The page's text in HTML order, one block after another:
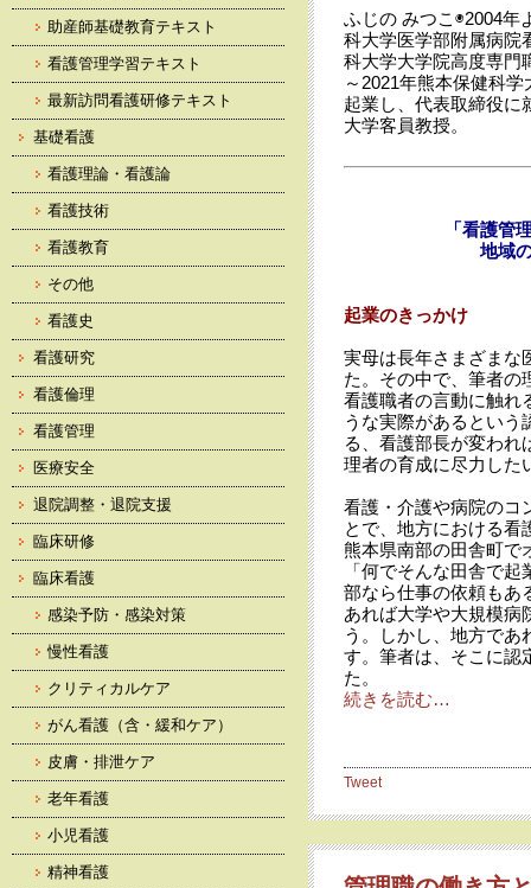
ふじの みつこ◉2004年
科大学医学部附属病院
科大学大学院高度専門
～2021年熊本保健科
起業し、代表取締役に
大学客員教授。
「看護管
地域
起業のきっかけ
実母は長年さまざまな
た。その中で、筆者の
看護職者の言動に触れ
うな実際があるという
る、看護部長が変われ
理者の育成に尽力した
看護・介護や病院のコ
とで、地方における看
熊本県南部の田舎町で
「何でそんな田舎で
部なら仕事の依頼もあ
あれば大学や大規模病
う。しかし、地方であ
す。筆者は、そこに認
た。
続きを読む…
Tweet
助産師基礎教育テキスト
看護管理学習テキスト
最新訪問看護研修テキスト
基礎看護
看護理論・看護論
看護技術
看護教育
その他
看護史
看護研究
看護倫理
看護管理
医療安全
退院調整・退院支援
臨床研修
臨床看護
感染予防・感染対策
慢性看護
クリティカルケア
がん看護（含・緩和ケア）
皮膚・排泄ケア
老年看護
小児看護
精神看護